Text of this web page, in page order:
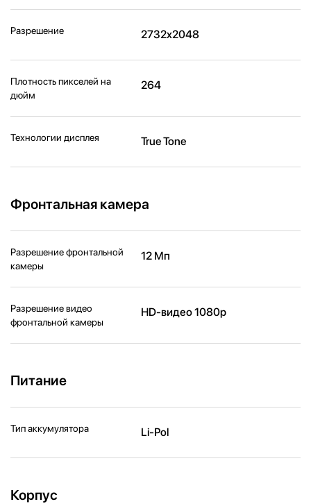
Разрешение 2732x2048
Плотность пикселей на
дюйм
264
Технологии дисплея True Tone
Фронтальная камера
Разрешение фронтальной
камеры
12 Мп
Разрешение видео
фронтальной камеры
HD-видео 1080p
Питание
Тип аккумулятора Li-Pol
Корпус